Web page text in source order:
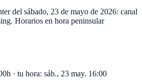
del sábado, 23 de mayo de 2026: canal
Horarios en hora peninsular
· tu hora: sáb., 23 may. 16:00